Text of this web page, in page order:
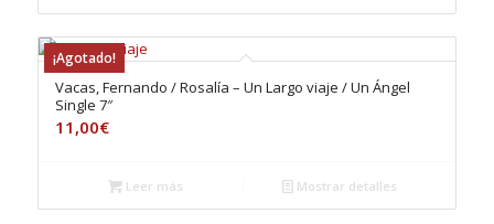
¡Agotado!
Vacas, Fernando / Rosalía – Un Largo viaje / Un Ángel
Single 7″
11,00€
Leer más Mostrar detalles